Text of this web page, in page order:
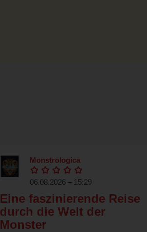
Monstrologica
06.08.2026 – 15:29
Eine faszinierende Reise
durch die Welt der
Monster